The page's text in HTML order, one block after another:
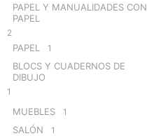
PAPEL Y MANUALIDADES CON
PAPEL
2
PAPEL 1
BLOCS Y CUADERNOS DE
DIBUJO
1
MUEBLES 1
SALÓN 1